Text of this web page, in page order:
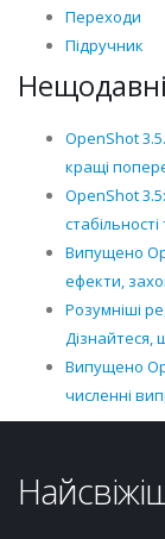
Переходи
Підручник
OpenShot
кращі
OpenShot
Випущено
ефекти,
Розумніші
Дізнайтеся,
Випущено
численні